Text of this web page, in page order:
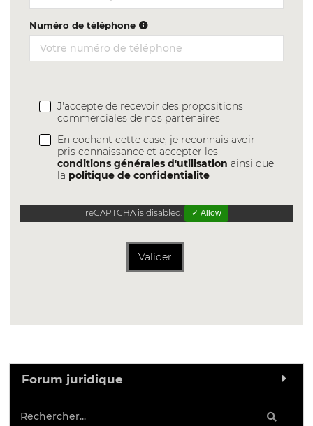
Numéro de téléphone
J'accepte de recevoir des propositions
commerciales de nos partenaires
En cochant cette case, je reconnais avoir
pris connaissance et accepter les
conditions générales d'utilisation ainsi que
la politique de confidentialite
reCAPTCHA is disabled. ✓ Allow
Valider
Forum juridique